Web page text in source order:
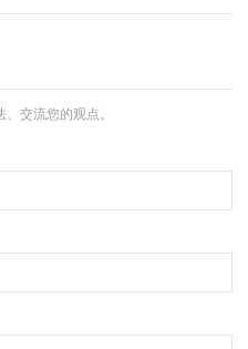
交流您的观点。